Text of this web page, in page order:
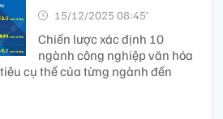
15/12/2025 08:45’
Chiến lược xác định 10
ngành công nghiệp văn hóa
cụ thể của từng ngành đến